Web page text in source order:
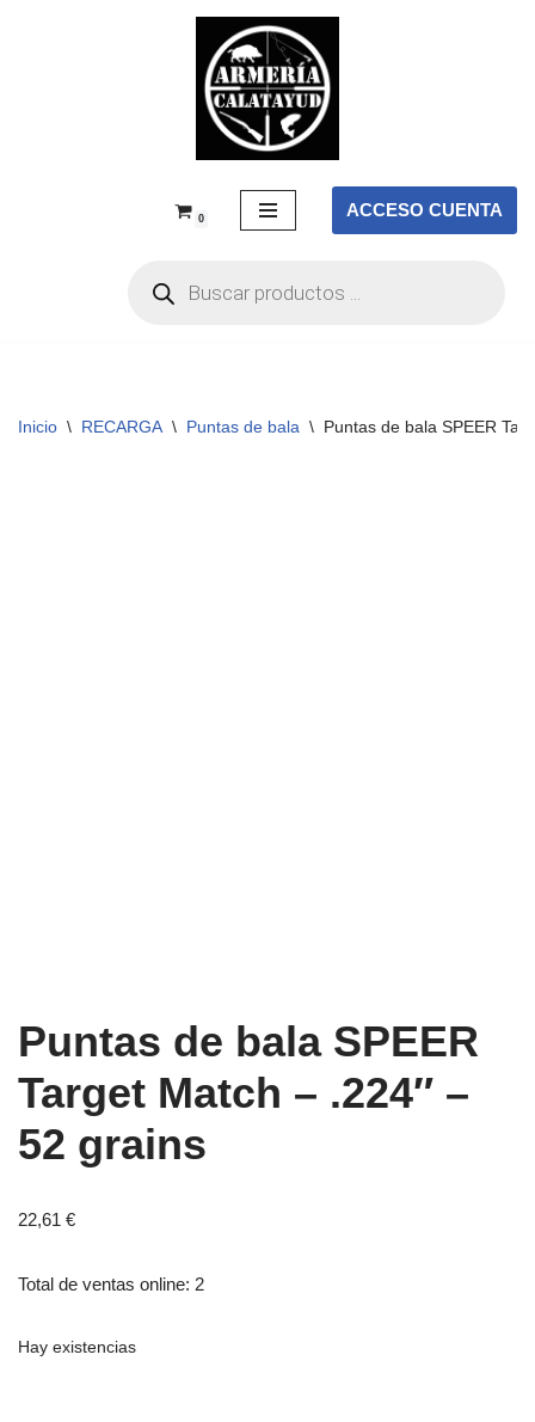
0 ACCESO CUENTA
Inicio \ RECARGA \ Puntas de bala \ Puntas de bala SPEER
Puntas de bala SPEER
Target Match – .224″ –
52 grains
22,61 €
Total de ventas online: 2
Hay existencias